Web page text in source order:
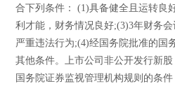
合下列条件： (1)具备健全且运转良
利才能，财务情况良好;(3)3年财务
严重违法行为;(4)经国务院批准的国
其他条件。上市公司非公开发行新
国务院证券监视管理机构规则的条